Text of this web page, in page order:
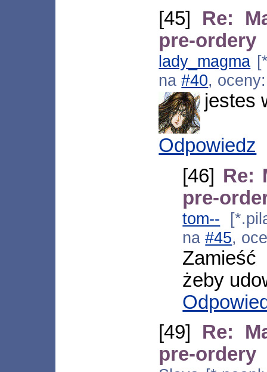
[45] Re:
pre-ordery
lady_magma
na#40,
jestes
Odpowiedz
[46] Re:
pre-
tom--
na#45,
Zamieść
żeby
[49] Re:
pre-ordery